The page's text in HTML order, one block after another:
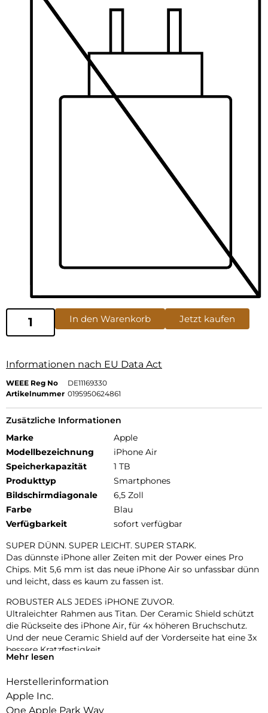
In den Warenkorb Jetzt kaufen
Informationen nach EU Data Act
WEEE Reg No
DE11169330
Artikelnummer 0195950624861
Zusätzliche Informationen
Marke
Apple
Modellbezeichnung
iPhone Air
Speicherkapazität
1 TB
Produkttyp
Smartphones
Bildschirmdiagonale
6,5 Zoll
Farbe
Blau
Verfügbarkeit
sofort verfügbar
SUPER DÜNN. SUPER LEICHT. SUPER STARK.
Das dünnste iPhone aller Zeiten mit der Power eines Pro
Chips. Mit 5,6 mm ist das neue iPhone Air so unfassbar dünn
und leicht, dass es kaum zu fassen ist.
ROBUSTER ALS JEDES iPHONE ZUVOR.
Ultraleichter Rahmen aus Titan. Der Ceramic Shield schützt
die Rückseite des iPhone Air, für 4x höheren Bruchschutz.
Und der neue Ceramic Shield auf der Vorderseite hat eine 3x
bessere Kratzfestigkeit.
48 MP Fusion Kamera-System mit 2x Zoom in optischer
Qualität. Mach einfach perfekte Aufnahmen – direkt von dort,
wo du stehst.
Mehr lesen
Herstellerinformation
Apple Inc.
One Apple Park Way